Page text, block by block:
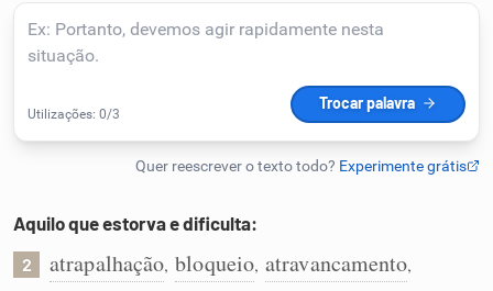
Humanizador de IA
Cata-letras
Caça-palavras
Aquilo que estorva e dificulta:
2 atrapalhação, bloqueio, atravancamento,